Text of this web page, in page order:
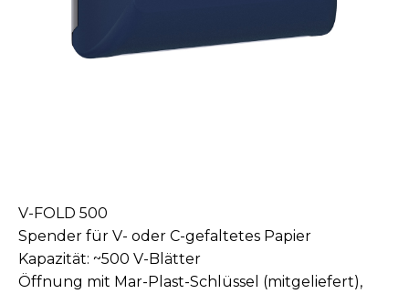
V-FOLD 500
Spender für V- oder C-gefaltetes Papier
Kapazität: ~500 V-Blätter
Öffnung mit Mar-Plast-Schlüssel (mitgeliefert),